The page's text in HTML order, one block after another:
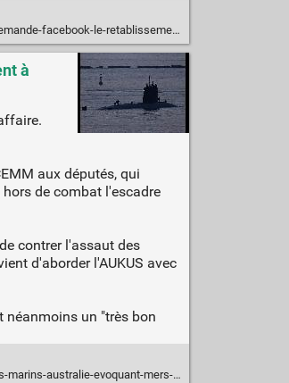
des-comptes-du-tamil-guardian
à
aux députés, qui
de combat l'escadre
contrer l'assaut des
d'aborder l'AUKUS avec
néanmoins un "très bon
lamiral-vandier-appelle-a-ne-pas-se-tromper-de-cible/